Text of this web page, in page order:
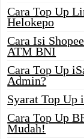
Cara Top Up
Helokepo
Cara Isi
ATM BNI
Cara Top Up
Admin?
Syarat Top Up
Cara Top Up
Mudah!